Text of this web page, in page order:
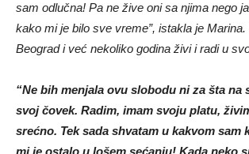
sam odlučna! Pa ne žive oni sa njima nego
kako mi je bilo sve vreme”, istakla je Marina.
Beograd i već nekoliko godina živi i radi u
“Ne bih menjala ovu slobodu ni za šta na
svoj čovek. Radim, imam svoju platu,
srećno. Tek sada shvatam u kakvom sam